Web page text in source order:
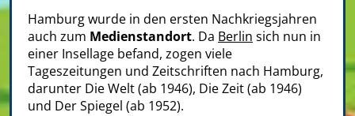
Hamburg wurde in den ersten Nachkriegsjahren
auch zum Medienstandort. Da Berlin sich nun in
einer Insellage befand, zogen viele
Tageszeitungen und Zeitschriften nach Hamburg,
darunter Die Welt (ab 1946), Die Zeit (ab 1946)
und Der Spiegel (ab 1952).